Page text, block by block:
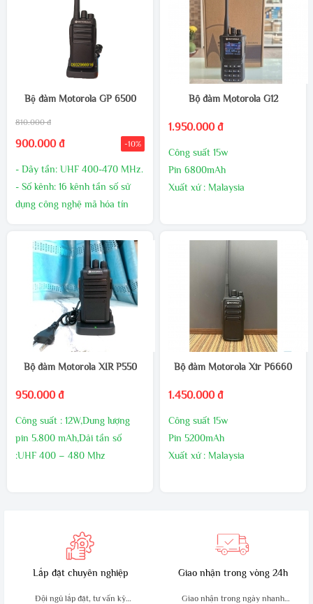
MUA SỐ LƯỢNG CHIẾT
GIAO HÀNG MIỄN PHÍ
KHUYẾN MÃI THƯỜNG
LIÊN HÊ TRỰC TIẾP ĐỂ CÓ
MUA SỐ LƯỢNG CHIẾT
KHẤU CAO
GIAO HÀNG MIỄN PHÍ
KHUYẾN MÃI THƯỜNG
XUYÊN
LIÊN HÊ TRỰC TIẾP ĐỂ CÓ
Bộ đàm Motorola GP 6500
810.000 đ
900.000 đ -10%
- Dãy tần: UHF 400-470 MHz.
- Số kênh: 16 kênh tần số sử
dụng công nghệ mã hóa tín
- Công suất phát: 10W (UHF).
- Pin: 5800mAh - 7.4V mang
lại thời gian đàm thoại dài.
- Đèn báo trạng thái tín hiệu
và Pin sạc.
Bộ đàm Motorola G12
1.950.000 đ
Công suất 15w
Pin 6800mAh
Xuất xứ : Malaysia
nhà sản xuất
Bộ đàm Motorola XIR P550
950.000 đ
Công suất : 12W,Dung lượng
pin 5.800 mAh,Dải tần số
:UHF 400 – 480 Mhz
Bảo hành24 tháng
Bộ đàm Motorola Xir P6660
1.450.000 đ
Công suất 15w
Pin 5200mAh
Xuất xứ : Malaysia
Lắp đặt chuyên nghiệp
Đội ngũ lắp đặt, tư vấn kỹ
Giao nhận trong vòng 24h
Giao nhận trong ngày nhanh